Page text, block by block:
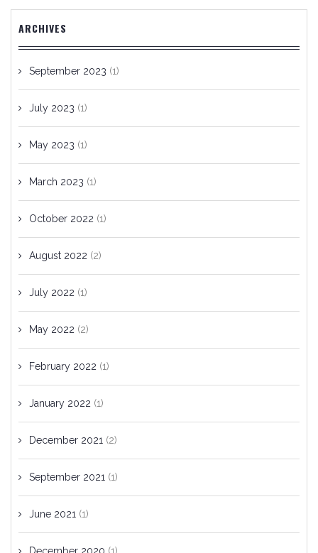
ARCHIVES
September 2023 (1)
July 2023 (1)
May 2023 (1)
March 2023 (1)
October 2022 (1)
August 2022 (2)
July 2022 (1)
May 2022 (2)
February 2022 (1)
January 2022 (1)
December 2021 (2)
September 2021 (1)
June 2021 (1)